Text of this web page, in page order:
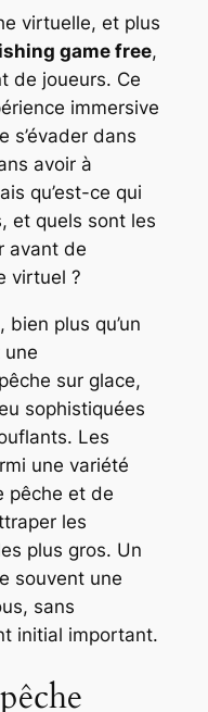
virtuelle, et plus
game free,
de joueurs. Ce
immersive
s’évader dans
avoir à
qu’est-ce qui
et quels sont les
avant de
virtuel ?
plus qu’un
sur glace,
sophistiquées
Les
une variété
pêche et de
les
plus gros. Un
souvent une
sans
initial important.